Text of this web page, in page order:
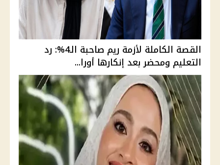
القصة الكاملة لأزمة ريم صاحبة الـ4%: رد
التعليم ومحضر بعد إنكارها أورا...